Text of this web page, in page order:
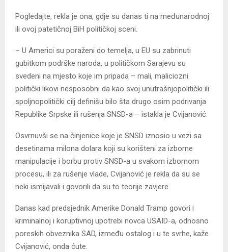
Pogledajte, rekla je ona, gdje su danas ti na međunarodnoj
ili ovoj patetičnoj BiH političkoj sceni.
– U Americi su poraženi do temelja, u EU su zabrinuti
gubitkom podrške naroda, u političkom Sarajevu su
svedeni na mjesto koje im pripada – mali, maliciozni
politički likovi nesposobni da kao svoj unutrašnjopolitički ili
spoljnopolitički cilj definišu bilo šta drugo osim podrivanja
Republike Srpske ili rušenja SNSD-a – istakla je Cvijanović.
Osvrnuvši se na činjenice koje je SNSD iznosio u vezi sa
desetinama milona dolara koji su korišteni za izborne
manipulacije i borbu protiv SNSD-a u svakom izbornom
procesu, ili za rušenje vlade, Cvijanović je rekla da su se
neki ismijavali i govorili da su to teorije zavjere.
Danas kad predsjednik Amerike Donald Tramp govori i
kriminalnoj i koruptivnoj upotrebi novca USAID-a, odnosno
poreskih obveznika SAD, između ostalog i u te svrhe, kaže
Cvijanović, onda ćute.